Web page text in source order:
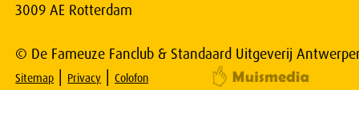
3009 AE Rotterdam
© De Fameuze Fanclub & Standaard Uitgeverij
Sitemap | Privacy |Colofon